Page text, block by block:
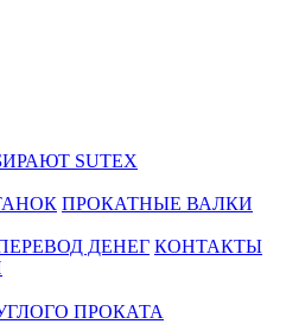
SUTEX
ПРОКАТНЫЕ ВАЛКИ
ДЕНЕГ КОНТАКТЫ
ПРОКАТА